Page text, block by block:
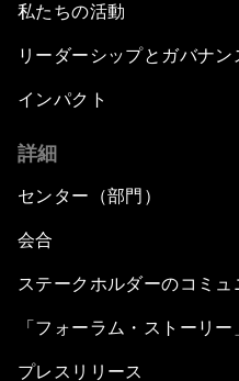
私たちの活動
リーダーシップとガバナン
インパクト
詳細
センター（部門）
会合
ステークホルダーのコミュ
「フォーラム・ストーリー
プレスリリース